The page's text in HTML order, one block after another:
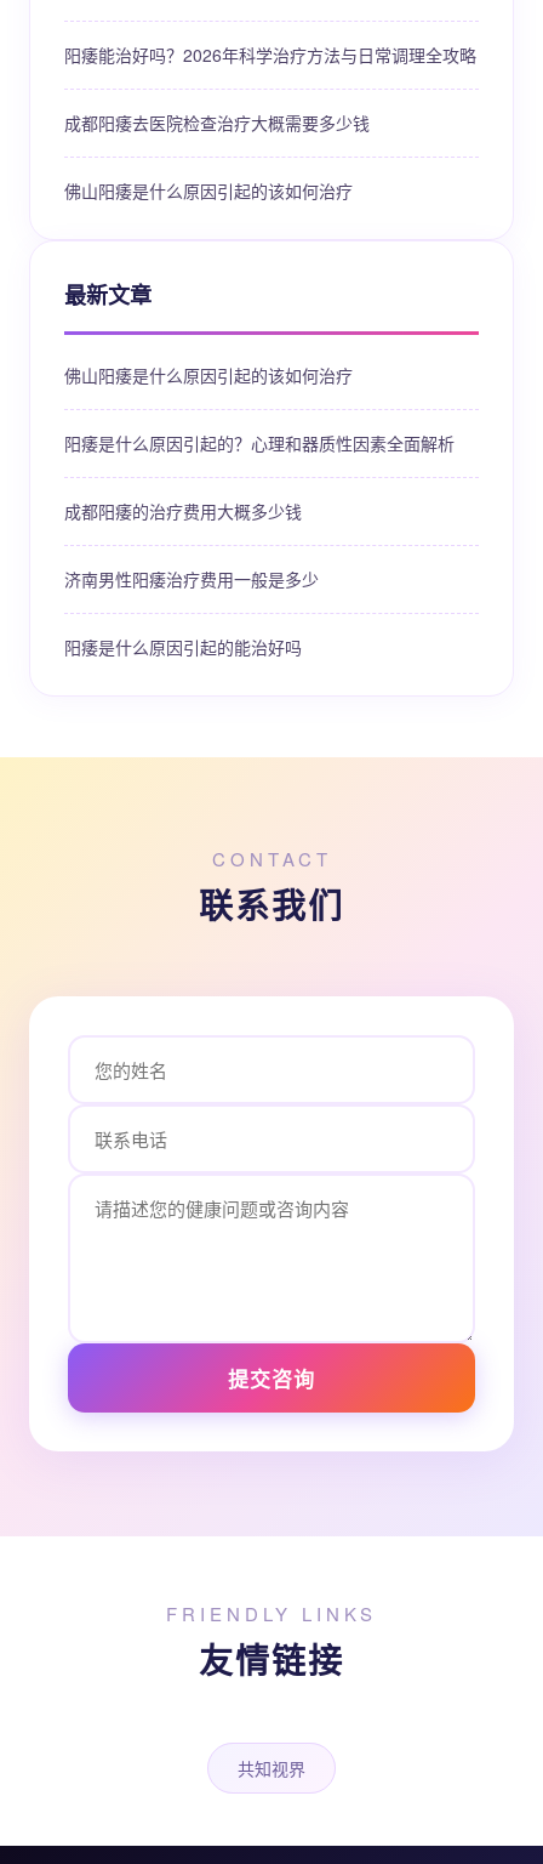
阳痿能治好吗？2026年科学治疗方法与日常调理全攻略
成都阳痿去医院检查治疗大概需要多少钱
佛山阳痿是什么原因引起的该如何治疗
最新文章
佛山阳痿是什么原因引起的该如何治疗
阳痿是什么原因引起的？心理和器质性因素全面解析
成都阳痿的治疗费用大概多少钱
济南男性阳痿治疗费用一般是多少
阳痿是什么原因引起的能治好吗
CONTACT
联系我们
提交咨询
FRIENDLY LINKS
友情链接
共知视界